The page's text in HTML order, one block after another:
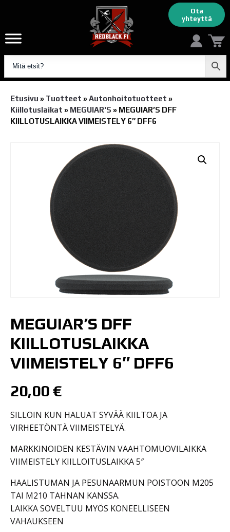
Ota
yhteyttä
Etusivu » Tuotteet » Autonhoito­tuotteet »
Kiillotuslaikat » MEGUIAR'S » MEGUIAR’S DFF
KIILLOTUSLAIKKA VIIMEISTELY 6″ DFF6
MEGUIAR’S DFF
KIILLOTUSLAIKKA
VIIMEISTELY 6″ DFF6
20,00 €
SILLOIN KUN HALUAT SYVÄÄ KIILTOA JA
VIRHEETÖNTÄ VIIMEISTELYÄ.
MARKKINOIDEN KESTÄVIN VAAHTOMUOVILAIKKA
VIIMEISTELY KIILLOITUSLAIKKA 5″
HAALISTUMAN JA PESUNAARMUN POISTOON M205
TAI M210 TAHNAN KANSSA.
LAIKKA SOVELTUU MYÖS KONEELLISEEN
VAHAUKSEEN